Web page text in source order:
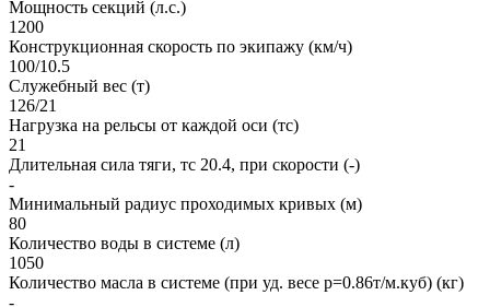
Мощность секций (л.с.)
1200
Конструкционная скорость по экипажу (км/ч)
100/10.5
Служебный вес (т)
126/21
Нагрузка на рельсы от каждой оси (тс)
21
Длительная сила тяги, тс 20.4, при скорости (-)
-
Минимальный радиус проходимых кривых (м)
80
Количество воды в системе (л)
1050
Количество масла в системе (при уд. весе р=0.86т/м.куб) (кг)
-